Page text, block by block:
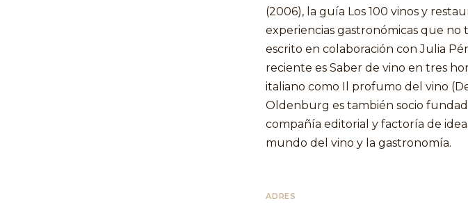
(2006), la guía Los 100 vinos y
experiencias gastronómicas que no
escrito en colaboración con Julia
reciente es Saber de vino en tres
italiano como Il profumo del vino
Oldenburg es también socio
compañía editorial y factoría de
mundo del vino y la gastronomía.
ADRES